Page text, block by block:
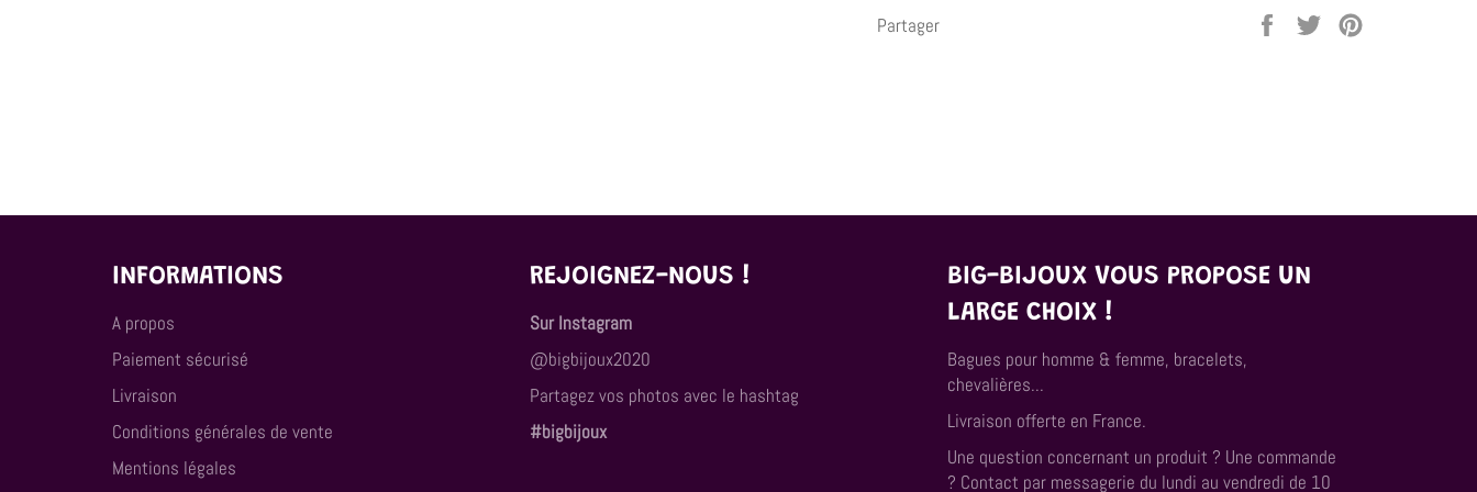
Partager
PartagerTweeter
INFORMATIONS
A propos
Paiement sécurisé
Livraison
Conditions générales de vente
Mentions légales
REJOIGNEZ-NOUS !
Sur Instagram
@bigbijoux2020
Partagez vos photos avec le hashtag
#bigbijoux
BIG-BIJOUX VOUS PROPOSE UN
LARGE CHOIX !
Bagues pour homme & femme, bracelets,
chevalières...
Livraison offerte en France.
Une question concernant un produit ? Une commande
? Contact par messagerie du lundi au vendredi de 10